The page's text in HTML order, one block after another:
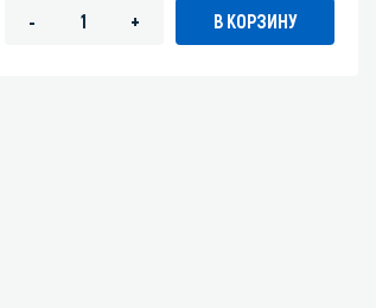
- + В КОРЗИНУ